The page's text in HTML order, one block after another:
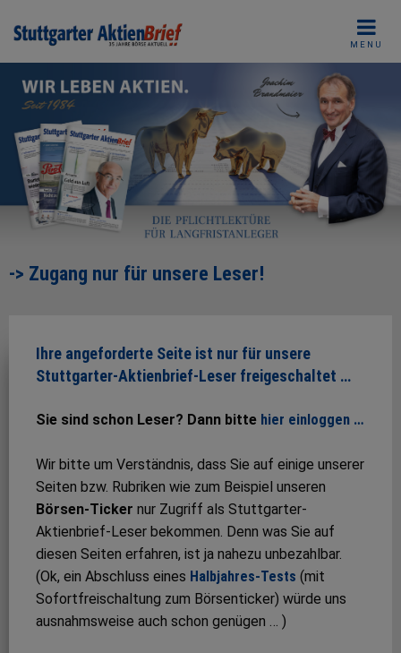
MENU
-> Zugang nur für unsere Leser!
Ihre angeforderte Seite ist nur für unsere
Stuttgarter-Aktienbrief-Leser freigeschaltet …
Sie sind schon Leser? Dann bitte hier einloggen …
Wir bitte um Verständnis, dass Sie auf einige unserer
Seiten bzw. Rubriken wie zum Beispiel unseren
Börsen-Ticker nur Zugriff als Stuttgarter-
Aktienbrief-Leser bekommen. Denn was Sie auf
diesen Seiten erfahren, ist ja nahezu unbezahlbar.
(Ok, ein Abschluss eines Halbjahres-Tests (mit
Sofortfreischaltung zum Börsenticker) würde uns
ausnahmsweise auch schon genügen … )